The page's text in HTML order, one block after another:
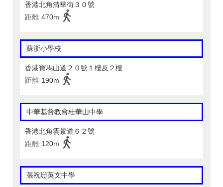
香港北角清華街３０號
距離 470m
蘇浙小學校
香港寶馬山道２０號１樓及２樓
距離 190m
中華基督教會桂華山中學
香港北角雲景道６２號
距離 120m
張祝珊英文中學